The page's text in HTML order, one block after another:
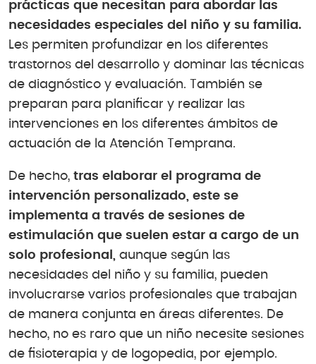
prácticas que necesitan para abordar las
necesidades especiales del niño y su familia.
Les permiten profundizar en los diferentes
trastornos del desarrollo y dominar las técnicas
de diagnóstico y evaluación. También se
preparan para planificar y realizar las
intervenciones en los diferentes ámbitos de
actuación de la Atención Temprana.
De hecho, tras elaborar el programa de
intervención personalizado, este se
implementa a través de sesiones de
estimulación que suelen estar a cargo de un
solo profesional,
aunque según las
necesidades del niño y su familia, pueden
involucrarse varios profesionales que trabajan
de manera conjunta en áreas diferentes. De
hecho, no es raro que un niño necesite sesiones
de fisioterapia y de logopedia, por ejemplo.